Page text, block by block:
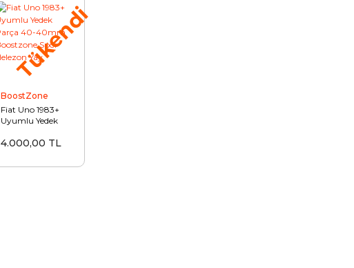
Tükendi
BoostZone
Fiat Uno 1983+
Uyumlu Yedek
Boostzone Spor
4.000,00 TL